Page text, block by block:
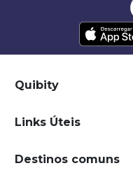
Quibity
Links Úteis
Destinos comuns